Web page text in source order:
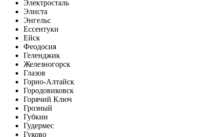
Электросталь
Элиста
Энгельс
Ессентуки
Ейск
Феодосия
Геленджик
Железногорск
Глазов
Горно-Алтайск
Городовиковск
Горячий Ключ
Грозный
Губкин
Гудермес
Гуково